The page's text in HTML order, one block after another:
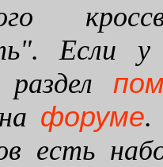
Если
форуме.
есть